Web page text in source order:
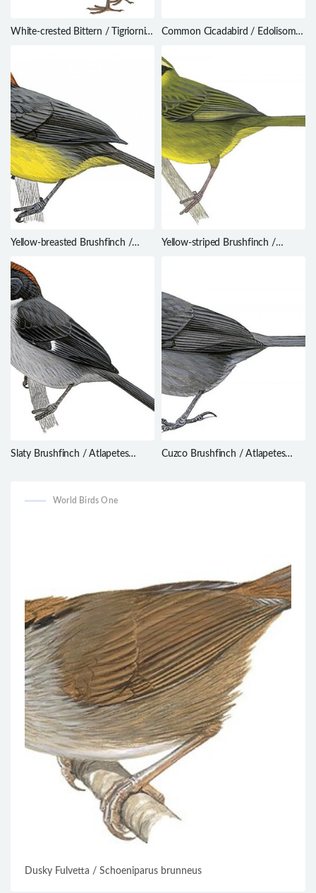
White-crested Bittern / Tigriornis
Common Cicadabird / Edolisoma
Yellow-breasted Brushfinch /
Yellow-striped Brushfinch /
Slaty Brushfinch / Atlapetes
Cuzco Brushfinch / Atlapetes
World Birds One
Dusky Fulvetta / Schoeniparus brunneus